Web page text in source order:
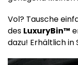
Vol? Tausche
des LuxuryBin™
dazu! Erhältlich in